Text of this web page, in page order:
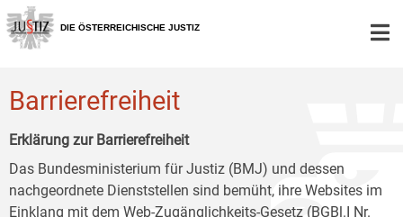
Zur
Hauptnavigation
[1]
Zum
Inhalt
[2]
Zum
Untermenü
[3]
DIE ÖSTERREICHISCHE JUSTIZ
Barrierefreiheit
Erklärung zur Barrierefreiheit
Das Bundesministerium für Justiz (BMJ) und dessen
nachgeordnete Dienststellen sind bemüht, ihre Websites im
Einklang mit dem Web-Zugänglichkeits-Gesetz (BGBl.I Nr.